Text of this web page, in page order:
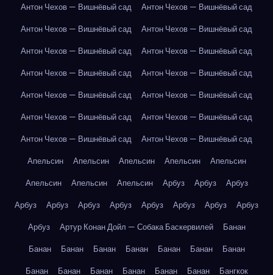
Антон Чехов — Вишнёвый сад
Антон Чехов — Вишнёвый сад
Антон Чехов — Вишнёвый сад
Антон Чехов — Вишнёвый сад
Антон Чехов — Вишнёвый сад
Антон Чехов — Вишнёвый сад
Антон Чехов — Вишнёвый сад
Антон Чехов — Вишнёвый сад
Антон Чехов — Вишнёвый сад
Антон Чехов — Вишнёвый сад
Антон Чехов — Вишнёвый сад
Антон Чехов — Вишнёвый сад
Антон Чехов — Вишнёвый сад
Антон Чехов — Вишнёвый сад
Апельсин
Апельсин Апельсин Апельсин
Апельсин
Апельсин
Апельсин Апельсин Арбуз Арбуз
Арбуз
Арбуз
Арбуз Арбуз Арбуз Арбуз Арбуз Арбуз
Арбуз
Арбуз
Артур Конан Дойл — Собака Баскервилей
Банан
Банан
Банан Банан Банан Банан Банан
Банан
Банан
Банан Банан Банан Банан Банан
Бангкок